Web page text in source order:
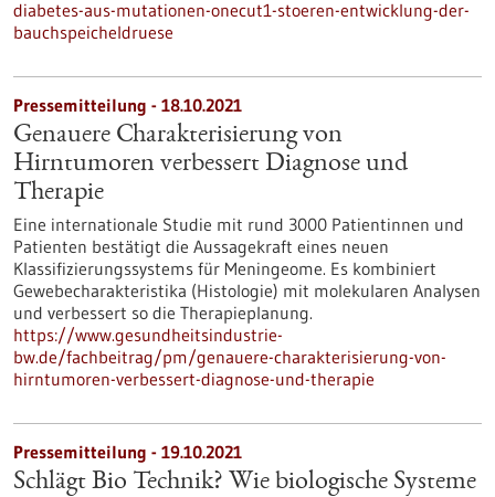
diabetes-aus-mutationen-onecut1-stoeren-entwicklung-der-
bauchspeicheldruese
Pressemitteilung - 18.10.2021
Genauere Charakterisierung von
Hirntumoren verbessert Diagnose und
Therapie
Eine internationale Studie mit rund 3000 Patientinnen und
Patienten bestätigt die Aussagekraft eines neuen
Klassifizierungssystems für Meningeome. Es kombiniert
Gewebecharakteristika (Histologie) mit molekularen Analysen
und verbessert so die Therapieplanung.
https://www.gesundheitsindustrie-
bw.de/fachbeitrag/pm/genauere-charakterisierung-von-
hirntumoren-verbessert-diagnose-und-therapie
Pressemitteilung - 19.10.2021
Schlägt Bio Technik? Wie biologische Systeme